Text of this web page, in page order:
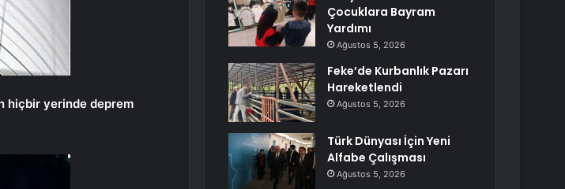
hiçbir yerinde deprem
Çocuklara Bayram
Yardımı
Ağustos 5, 2026
Feke’de Kurbanlık Pazarı
Hareketlendi
Ağustos 5, 2026
Türk Dünyası İçin Yeni
Alfabe Çalışması
Ağustos 5, 2026